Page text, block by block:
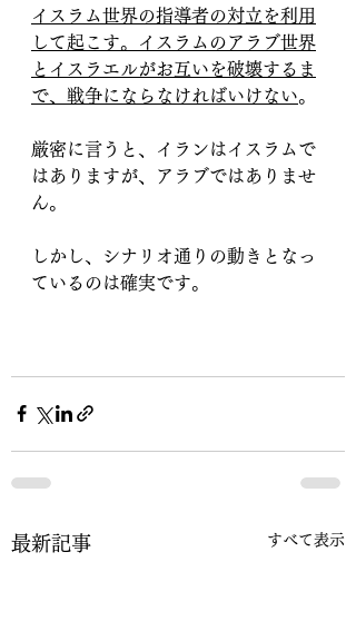
イスラム世界の指導者の対立を利用
して起こす。イスラムのアラブ世界
とイスラエルがお互いを破壊するま
で、戦争にならなければいけない。
厳密に言うと、イランはイスラムで
はありますが、アラブではありませ
ん。
しかし、シナリオ通りの動きとなっ
ているのは確実です。
最新記事 すべて表示